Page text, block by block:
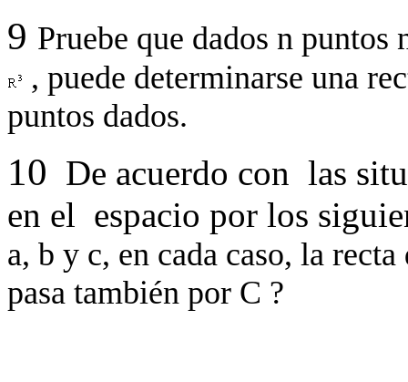
9 Pruebe que dados n
, puede determinarse una
puntos dados.
10 De acuerdo con las
en el espacio por los
a, b y c, en cada caso, la
pasa también por C ?